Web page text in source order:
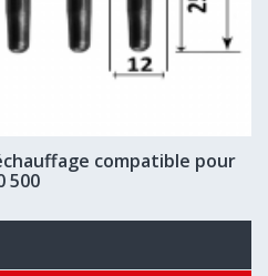
compatible pour
500